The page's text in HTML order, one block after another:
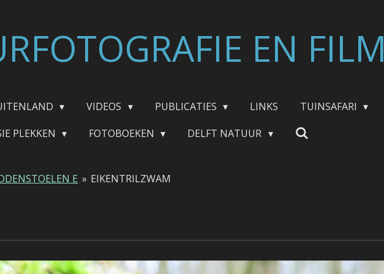
EN FILM
VIDEOS PUBLICATIES LINKS TUINSAFARI
PLEKKEN
FOTOBOEKEN DELFT NATUUR
E » EIKENTRILZWAM